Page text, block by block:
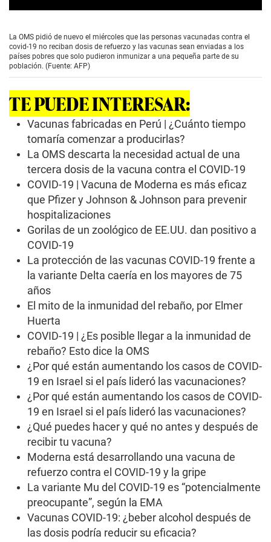
e
c
o
n
d
o
f
1
La OMS pidió de nuevo el miércoles que las personas vacunadas contra el
covid-19 no reciban dosis de refuerzo y las vacunas sean enviadas a los
países pobres que solo pudieron inmunizar a una pequeña parte de su
población. (Fuente: AFP)
TE PUEDE INTERESAR:
Vacunas fabricadas en Perú | ¿Cuánto tiempo
tomaría comenzar a producirlas?
La OMS descarta la necesidad actual de una
tercera dosis de la vacuna contra el COVID-19
COVID-19 | Vacuna de Moderna es más eficaz
que Pfizer y Johnson & Johnson para prevenir
hospitalizaciones
Gorilas de un zoológico de EE.UU. dan positivo a
COVID-19
La protección de las vacunas COVID-19 frente a
la variante Delta caería en los mayores de 75
años
El mito de la inmunidad del rebaño, por Elmer
Huerta
COVID-19 | ¿Es posible llegar a la inmunidad de
rebaño? Esto dice la OMS
¿Por qué están aumentando los casos de COVID-
19 en Israel si el país lideró las vacunaciones?
¿Por qué están aumentando los casos de COVID-
19 en Israel si el país lideró las vacunaciones?
¿Qué puedes hacer y qué no antes y después de
recibir tu vacuna?
Moderna está desarrollando una vacuna de
refuerzo contra el COVID-19 y la gripe
La variante Mu del COVID-19 es “potencialmente
preocupante”, según la EMA
Vacunas COVID-19: ¿beber alcohol después de
las dosis podría reducir su eficacia?